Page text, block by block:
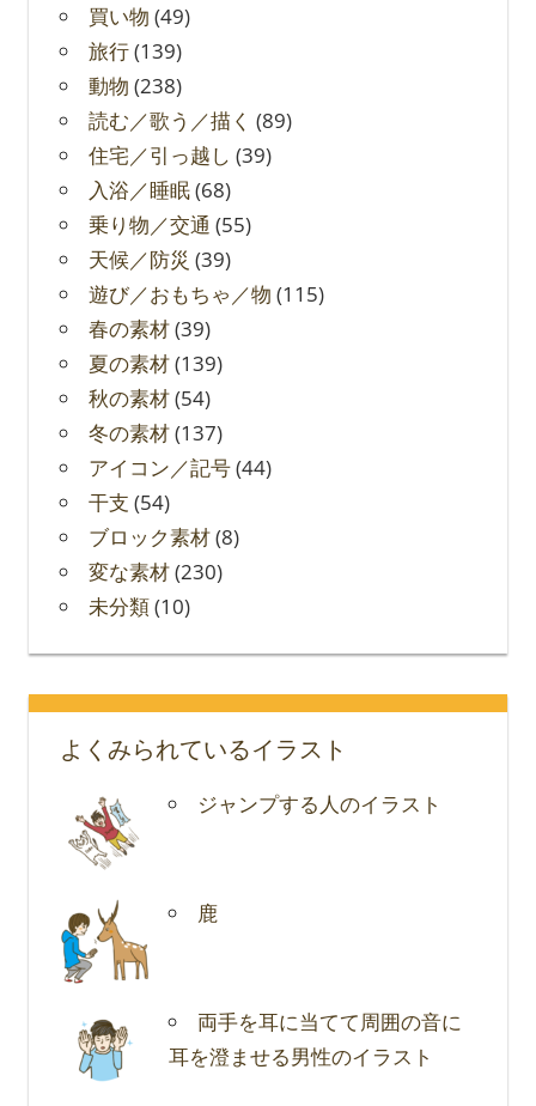
買い物 (49)
旅行(139)
動物 (238)
読む／歌う／描く (89)
住宅／引っ越し (39)
入浴／睡眠(68)
乗り物／交通 (55)
天候／防災 (39)
遊び／おもちゃ／物 (115)
春の素材(39)
夏の素材(139)
秋の素材(54)
冬の素材(137)
アイコン／記号(44)
干支 (54)
ブロック素材(8)
変な素材(230)
未分類(10)
よくみられているイラスト
ジャンプする人のイラスト
鹿
両手を耳に当てて周囲の音に
耳を澄ませる男性のイラスト